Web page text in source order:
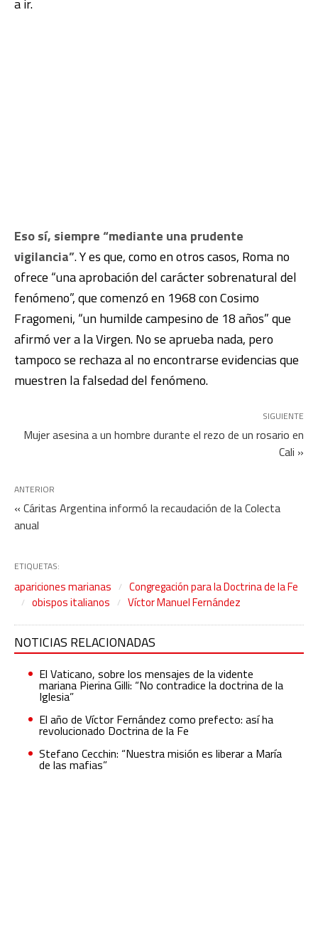
a ir.
Eso sí, siempre “mediante una prudente
vigilancia”. Y es que, como en otros casos, Roma no
ofrece “una aprobación del carácter sobrenatural del
fenómeno”, que comenzó en 1968 con Cosimo
Fragomeni, “un humilde campesino de 18 años” que
afirmó ver a la Virgen. No se aprueba nada, pero
tampoco se rechaza al no encontrarse evidencias que
muestren la falsedad del fenómeno.
SIGUIENTE
Mujer asesina a un hombre durante el rezo de un rosario en
Cali »
ANTERIOR
« Cáritas Argentina informó la recaudación de la Colecta
anual
ETIQUETAS:
apariciones marianas
Congregación para la Doctrina de la Fe
obispos italianos
Víctor Manuel Fernández
NOTICIAS RELACIONADAS
El Vaticano, sobre los mensajes de la vidente
mariana Pierina Gilli: “No contradice la doctrina de la
Iglesia”
El año de Víctor Fernández como prefecto: así ha
revolucionado Doctrina de la Fe
Stefano Cecchin: “Nuestra misión es liberar a María
de las mafias”